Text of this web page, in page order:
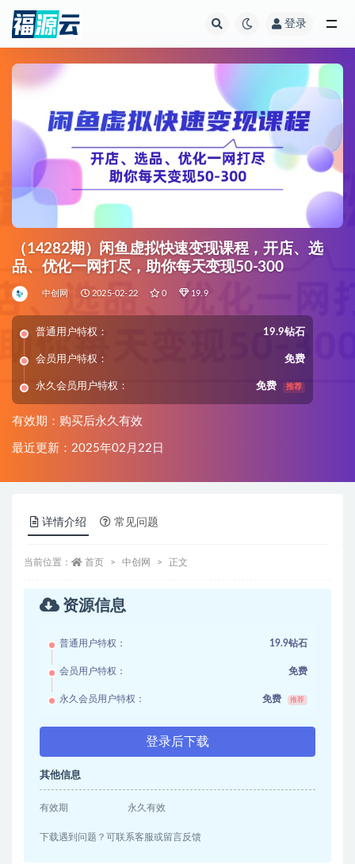
登录
（14282期）闲鱼虚拟快速变现课程，开店、选
品、优化一网打尽，助你每天变现50-300
中创网 2025-02-22 0 19.9
普通用户特权： 19.9钻石
会员用户特权： 免费
永久会员用户特权： 免费 推荐
有效期：购买后永久有效
最近更新：2025年02月22日
详情介绍 常见问题
当前位置： 首页 中创网 正文
资源信息
普通用户特权： 19.9钻石
会员用户特权： 免费
永久会员用户特权： 免费 推荐
登录后下载
其他信息
有效期 永久有效
下载遇到问题？可联系客服或留言反馈